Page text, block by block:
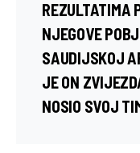
REZULTATIMA
NJEGOVE
SAUDIJSKOJ
JE ON
NOSIO SVOJ